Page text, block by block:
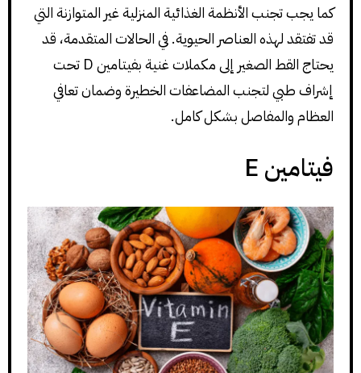
كما يجب تجنب الأنظمة الغذائية المنزلية غير المتوازنة التي
قد تفتقد لهذه العناصر الحيوية. في الحالات المتقدمة، قد
يحتاج القط الصغير إلى مكملات غنية بفيتامين D تحت
إشراف طبي لتجنب المضاعفات الخطيرة وضمان تعافي
العظام والمفاصل بشكل كامل.
فيتامين E